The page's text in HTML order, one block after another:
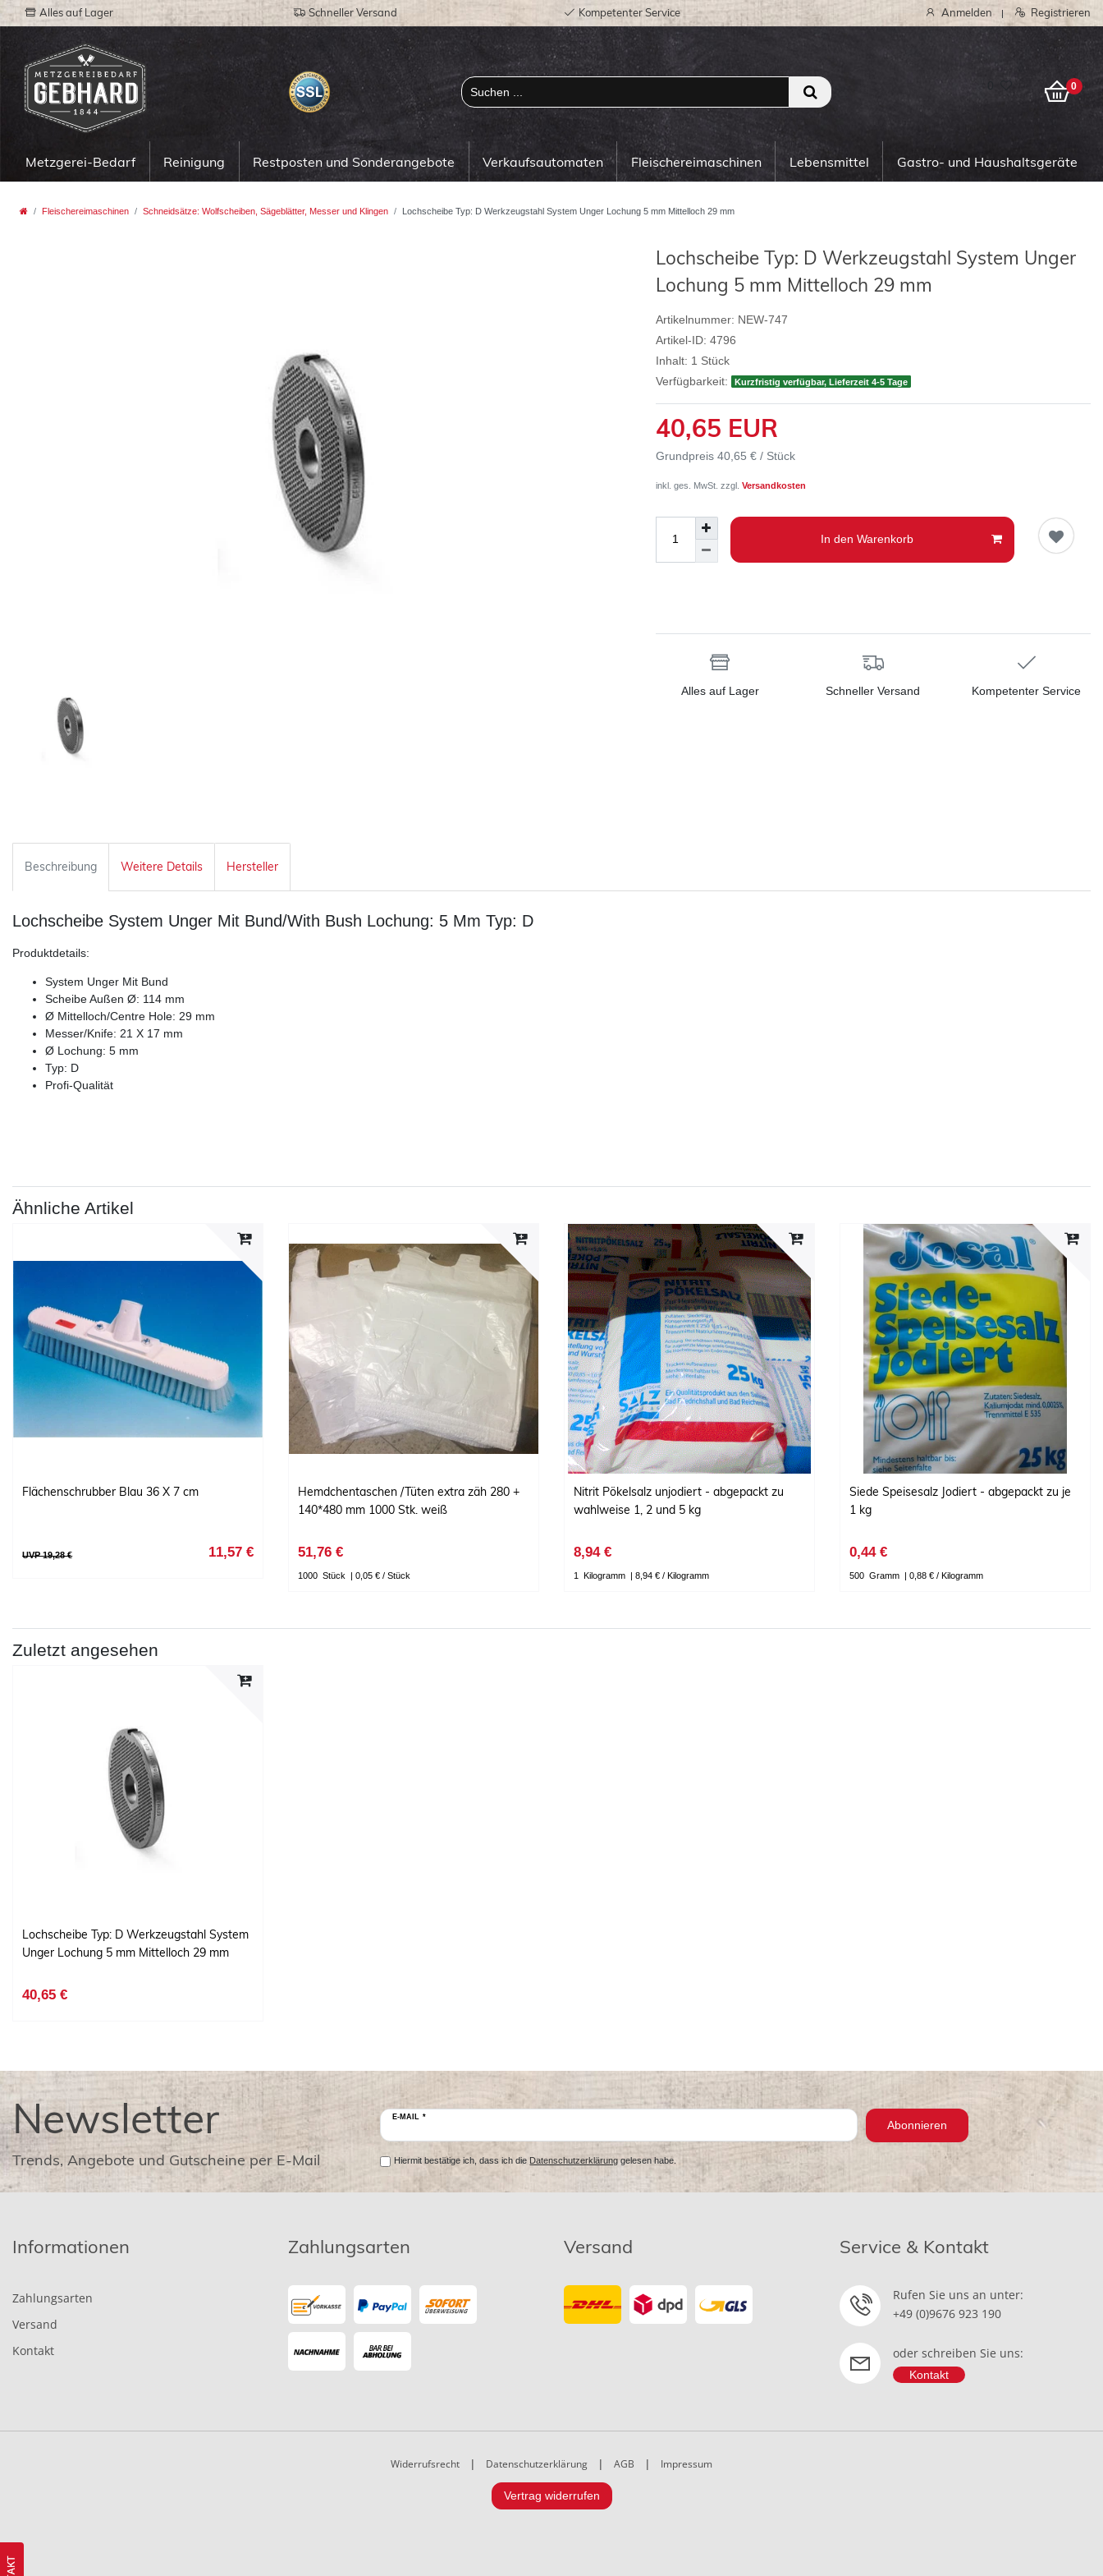
Alles auf Lager Schneller Versand Kompetenter Service Anmelden | Registrieren
0
0
Metzgerei-Bedarf Reinigung Restposten und Sonderangebote Verkaufsautomaten Fleischereimaschinen Lebensmittel Gastro- und Haushaltsgeräte
Fleischereimaschinen Schneidsätze: Wolfscheiben, Sägeblätter, Messer und Klingen Lochscheibe Typ: D Werkzeugstahl System Unger Lochung 5 mm Mittelloch 29 mm
Lochscheibe Typ: D Werkzeugstahl System Unger
Lochung 5 mm Mittelloch 29 mm
Artikelnummer: NEW-747
Artikel-ID: 4796
Inhalt: 1 Stück
Verfügbarkeit:
Kurzfristig verfügbar, Lieferzeit 4-5 Tage
40,65 EUR
Grundpreis 40,65 € / Stück
inkl. ges. MwSt. zzgl. Versandkosten
In den Warenkorb
Alles auf Lager Schneller Versand Kompetenter Service
Beschreibung Weitere Details Hersteller
Lochscheibe System Unger Mit Bund/With Bush Lochung: 5 Mm Typ: D
Produktdetails:
System Unger Mit Bund
Scheibe Außen Ø: 114 mm
Ø Mittelloch/Centre Hole: 29 mm
Messer/Knife: 21 X 17 mm
Ø Lochung: 5 mm
Typ: D
Profi-Qualität
Ähnliche Artikel
Flächenschrubber Blau 36 X 7 cm
UVP 19,28 € 11,57 €
Hemdchentaschen /Tüten extra zäh 280 +
140*480 mm 1000 Stk. weiß
51,76 €
1000 Stück | 0,05 € / Stück
Nitrit Pökelsalz unjodiert - abgepackt zu
wahlweise 1, 2 und 5 kg
8,94 €
1 Kilogramm | 8,94 € / Kilogramm
Siede Speisesalz Jodiert - abgepackt zu je
1 kg
0,44 €
500 Gramm | 0,88 € / Kilogramm
Zuletzt angesehen
Lochscheibe Typ: D Werkzeugstahl System
Unger Lochung 5 mm Mittelloch 29 mm
40,65 €
Newsletter
Trends, Angebote und Gutscheine per E-Mail
E-MAIL *
Abonnieren
Hiermit bestätige ich, dass ich dieDatenschutzerklärung gelesen habe.
Informationen
Zahlungsarten
Versand
Kontakt
Zahlungsarten Versand Service & Kontakt
Rufen Sie uns an unter:
+49 (0)9676 923 190
oder schreiben Sie uns:
Kontakt
Widerrufsrecht | Datenschutzerklärung | AGB | Impressum
Vertrag widerrufen